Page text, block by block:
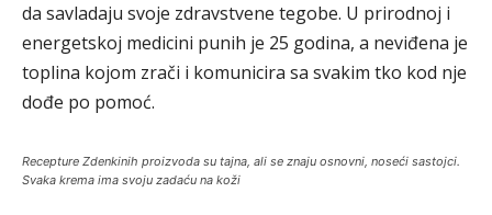
da savladaju svoje zdravstvene tegobe. U prirodnoj i
energetskoj medicini punih je 25 godina, a neviđena je
toplina kojom zrači i komunicira sa svakim tko kod nje
dođe po pomoć.
Recepture Zdenkinih proizvoda su tajna, ali se znaju osnovni, noseći sastojci.
Svaka krema ima svoju zadaću na koži